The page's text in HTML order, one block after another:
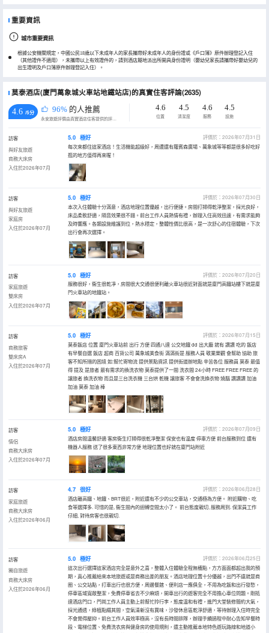
重要資訊
城市重要資訊
根據公安機關規定，中國公民18歲以下未成年人的家長攜帶好未成年人的身份證或《戶口簿》原件辦理登記入住
（其他證件不適用），未攜帶以上有效證件的，請到酒店屬地派出所開具身份證明（嬰幼兒家長請攜帶好嬰幼兒的
出生證明及戶口簿原件辦理登記入住）。
莫泰酒店(廈門萬象城火車站地鐵站店)的真實住客評論(2635)
4.6 /5分 96% 的人推薦
永安旅遊評價由真實酒店住客提供的評價。
4.6
位置
4.5
清潔度
4.6
服務
4.5
設施
訪客
與好友旅遊
商務大床房
入住於2026年07月
5.0 極好
評價於：2026年07月31日
每次來都住這家酒店！生活機能超級好，周遭還有羅賓森廣場、萬象城等等都是很多好吃好
逛的地方值得再來喔！
訪客
與好友旅遊
家庭房
入住於2026年07月
5.0 極好
評價於：2026年07月30日
本次入住體驗十分滿意，酒店地理位置優越，出行便捷。房間打掃得乾淨整潔，採光良好，
床品柔軟舒適，隔音效果很不錯。前台工作人員熱情有禮，辦理入住高效迅速，有需求能夠
及時響應。各類設施維護到位，熱水穩定，整體性價比很高，是一次舒心的住宿體驗，下次
出行會再次選擇。
訪客
家庭旅遊
雙床房
入住於2026年07月
5.0 極好
評價於：2026年07月20日
服務很好，衞生很乾凈，房間很大交通很便利離火車站很近對面就是廈門高鐵站樓下就是廈
門火車站的地鐵站。
訪客
商務旅客
雙床房A
入住於2026年07月
5.0 極好
評價於：2026年07月15日
莫泰飯店 位置 廈門火車站前 出行 方便 四通八達 公交地鐵 dd 出大廳 就有 讚讚 吃的 飯店
有早餐自選 飯店 超商 百貨公司 萬象城美食街 滿滿街是 服務人員 敬業樂觀 會幫助 協助 旅
客不知所措的困境 如:幫忙寄物流 提供景點資訊 提供街道辦地點 辛苦各位 服務員 莫泰 最值
得 提及 是旅者 最有需求的換洗衣物 莫泰提供了一間 洗衣間 24小時 FREE FREE FREE 的
讓旅者 換洗衣物 而且是三台洗衣機 三台烘 乾機 讓旅客 不會會洗換衣物 燒腦 讚讚讚 加油
加油 莫泰 加油 棒
訪客
情侶
商務大床房
入住於2026年07月
5.0 極好
評價於：2026年07月09日
酒店房間温馨舒適 客房衞生打掃得很乾凈整潔 保安也有温度 停車方便 前台服務到位 還有
機器人服務 送了很多東西非常方便 地理位置也好就在廈門站附近
訪客
家庭旅遊
商務大床房
入住於2026年06月
4.7 很好
評價於：2026年06月28日
酒店離高鐵、地鐵、BRT很近，附近還有不少的公交車站，交通極為方便。 附近購物、吃
食等選擇多. 可惜的是, 衞生間內的迴轉空間太小了。 前台態度親切, 服務周到. 保潔員工作
仔細, 對待房客也很親切.
訪客
獨自旅遊
商務大床房
入住於2026年06月
5.0 極好
評價於：2026年06月25日
這次出行選擇這家酒店完全是意外之喜，整體入住體驗全程無槽點，方方面面都超出我的預
期，真心推薦給來本地旅遊或是商務出差的朋友。酒店地理位置十分優越，出門不遠就是商
圈、公交站點，打車出行也很方便，周邊餐館、便利店一應俱全，不用為吃飯和出行發愁，
停車區域寬敞整潔，免費停車省去不少麻煩，開車出行的遊客完全不用擔心車位問題。剛抵
達酒店門口，門崗工作人員主動上前幫忙拎行李，態度温和有禮，進門大堂裝修簡約大氣，
採光通透，綠植點綴其間，空氣清新沒有異味，沙發休息區乾淨舒適，等待辦理入住時完全
不會覺得壓抑。前台工作人員效率極高，沒有長時間排隊，辦理手續過程中耐心告知早餐時
段、電梯位置、免費洗衣房與健身房的使用規則，還主動推薦本地特色遊玩路線和地道小